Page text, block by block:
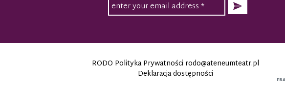
RODO Polityka Prywatności rodo@ateneumteatr.pl
Deklaracja dostępności